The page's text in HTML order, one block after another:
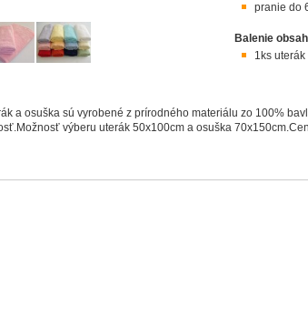
pranie do
Balenie
1ks
a osuška sú vyrobené z prírodného materiálu zo 100%
výberu uterák 50x100cm a osuška